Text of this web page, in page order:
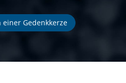
einer Gedenkkerze